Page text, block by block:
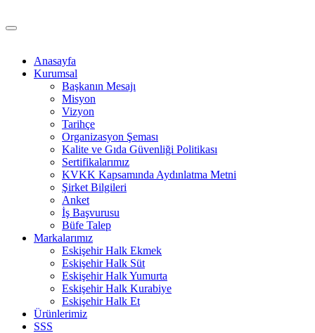
Anasayfa
Kurumsal
Başkanın Mesajı
Misyon
Vizyon
Tarihçe
Organizasyon Şeması
Kalite ve Gıda Güvenliği Politikası
Sertifikalarımız
KVKK Kapsamında Aydınlatma Metni
Şirket Bilgileri
Anket
İş Başvurusu
Büfe Talep
Markalarımız
Eskişehir Halk Ekmek
Eskişehir Halk Süt
Eskişehir Halk Yumurta
Eskişehir Halk Kurabiye
Eskişehir Halk Et
Ürünlerimiz
SSS